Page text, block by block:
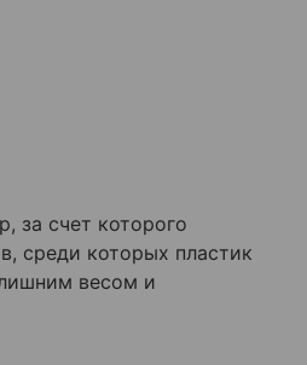
за счет которого
среди которых пластик
весом и